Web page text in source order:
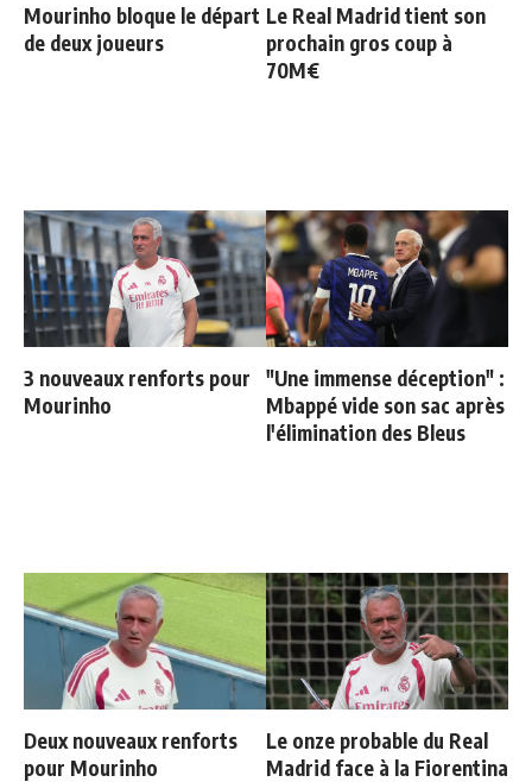
Mourinho bloque le départ
de deux joueurs
Le Real Madrid tient son
prochain gros coup à
70M€
3 nouveaux renforts pour
Mourinho
"Une immense déception" :
Mbappé vide son sac après
l'élimination des Bleus
Deux nouveaux renforts
pour Mourinho
Le onze probable du Real
Madrid face à la Fiorentina